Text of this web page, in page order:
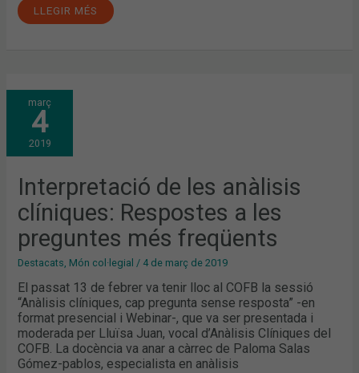
LLEGIR MÉS
març
4
2019
Interpretació de les anàlisis
clíniques: Respostes a les
preguntes més freqüents
Destacats Món col·legial / 4 de març de 2019
El passat 13 de febrer va tenir lloc al COFB la sessió
“Anàlisis clíniques, cap pregunta sense resposta” -en
format presencial i Webinar-, que va ser presentada i
moderada per Lluïsa Juan, vocal d’Anàlisis Clíniques del
COFB. La docència va anar a càrrec de Paloma Salas
Gómez-pablos, especialista en anàlisis
INTERPRETACIÓ
DE
LES
ANÀLISIS
CLÍNIQUES:
RESPOSTES
A
PREGUNTES
MÉS
FREQÜENTS